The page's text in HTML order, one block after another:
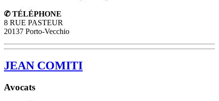
✆ TÉLÉPHONE
8 RUE PASTEUR
20137 Porto-Vecchio
JEAN COMITI
Avocats